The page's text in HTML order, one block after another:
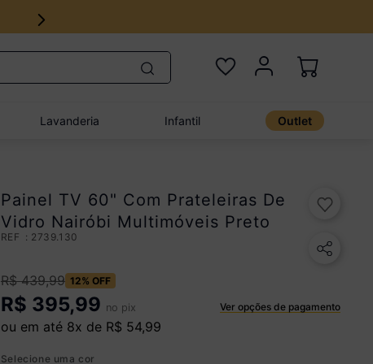
Lavanderia Infantil Outlet
Painel TV 60" Com Prateleiras De
Vidro Nairóbi Multimóveis Preto
: 2739.130
R$ 439,99 12% OFF
R$ 395,99 no pix Ver opções de pagamento
ou em até 8x de R$ 54,99
Selecione uma cor